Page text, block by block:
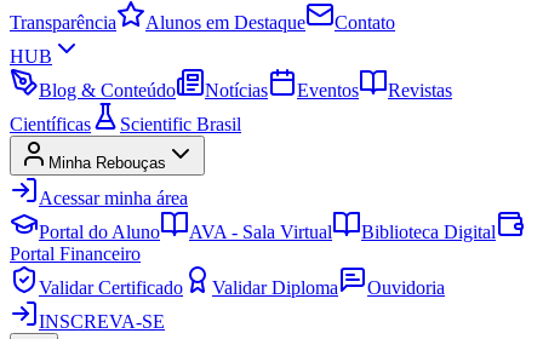
Transparência
Alunos em Destaque
Contato
HUB
Blog & Conteúdo
Notícias Eventos
Revistas
Científicas
Scientific Brasil
Minha Rebouças
Acessar minha área
Portal do Aluno
AVA - Sala Virtual
Biblioteca Digital
Portal Financeiro
Validar Certificado
Validar Diploma
Ouvidoria
INSCREVA-SE